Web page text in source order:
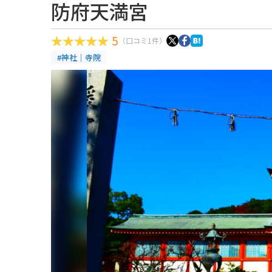
防府天満宮
5 （口コミ1件）
#神社｜寺院